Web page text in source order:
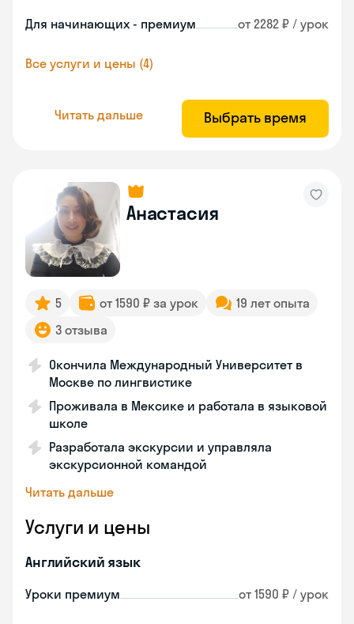
Для начинающих - премиум от 2282 ₽ / урок
Все услуги и цены (4)
Читать дальше Выбрать время
Анастасия
5 от 1590 ₽ за урок
19 лет опыта
3 отзыва
Окончила Международный Университет в
Москве по лингвистике
Проживала в Мексике и работала в языковой
школе
Разработала экскурсии и управляла
экскурсионной командой
Читать дальше
Услуги и цены
Английский язык
Уроки премиум от 1590 ₽ / урок